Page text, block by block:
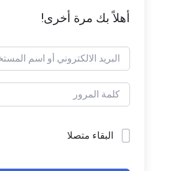
أهلاً بك مرة أخرى!
البقاء متصلا